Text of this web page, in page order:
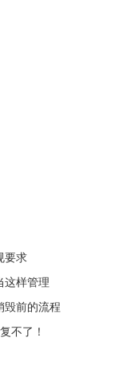
要求
这样管理
毁前的流程
不了！